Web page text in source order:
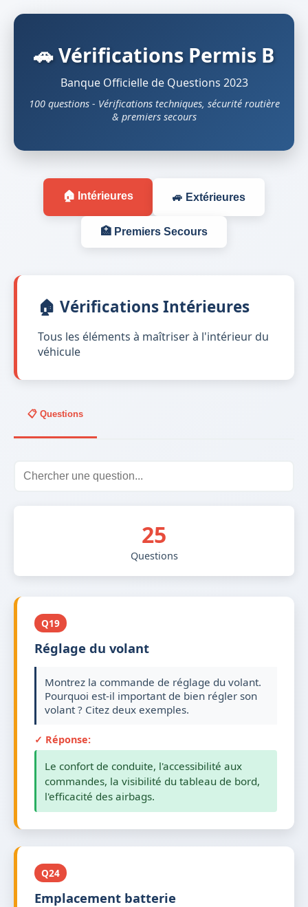
🚗 Vérifications Permis B
Banque Officielle de Questions 2023
100 questions - Vérifications techniques, sécurité routière
& premiers secours
🏠 Intérieures 🚙 Extérieures
🏥 Premiers Secours
🏠 Vérifications Intérieures
Tous les éléments à maîtriser à l'intérieur du
véhicule
📋 Questions
25
Questions
Q19
Réglage du volant
Montrez la commande de réglage du volant.
Pourquoi est-il important de bien régler son
volant ? Citez deux exemples.
✓ Réponse:
Le confort de conduite, l'accessibilité aux
commandes, la visibilité du tableau de bord,
l'efficacité des airbags.
Q24
Emplacement batterie